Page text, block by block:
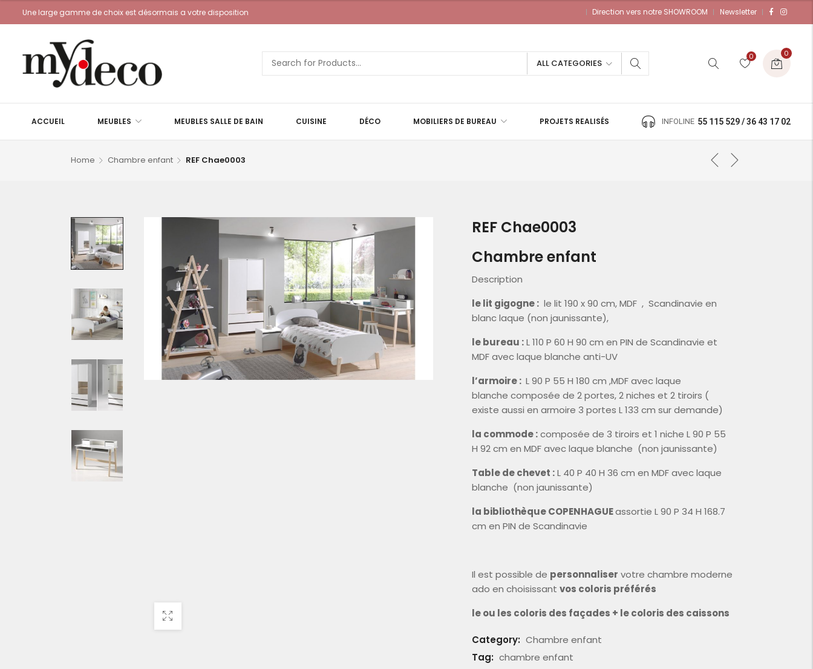
Une large gamme de choix est désormais a votre disposition Direction vers notre SHOWROOM Newsletter
ALL CATEGORIES
0 0
ACCUEIL MEUBLES MEUBLES SALLE DE BAIN CUISINE DÉCO MOBILIERS DE BUREAU PROJETS REALISÉS INFOLINE 55 115 529 / 36 43 17 02
Home Chambre enfant REF Chae0003
REF Chae0003
Chambre enfant
Description
le lit gigogne :le lit 190 x 90 cm, MDF , Scandinavie en
blanc laque (non jaunissante),
le bureau :L 110 P 60 H 90 cm en PIN de Scandinavie et
MDF avec laque blanche anti-UV
l’armoire : L 90 P 55 H 180 cm ,MDF avec laque
blanche composée de 2 portes, 2 niches et 2 tiroirs (
existe aussi en armoire 3 portes L 133 cm sur demande)
la commode :composée de 3 tiroirs et 1 niche L 90 P 55
H 92 cm en MDF avec laque blanche (non jaunissante)
Table de chevet :L 40 P 40 H 36 cm en MDF avec laque
blanche (non jaunissante)
la bibliothèque COPENHAGUEassortie L 90 P 34 H 168.7
cm en PIN de Scandinavie
Il est possible de personnaliser votre chambre moderne
ado en choisissant vos coloris préférés
le ou les coloris des façades + le coloris des caissons
Category: Chambre enfant
Tag: chambre enfant